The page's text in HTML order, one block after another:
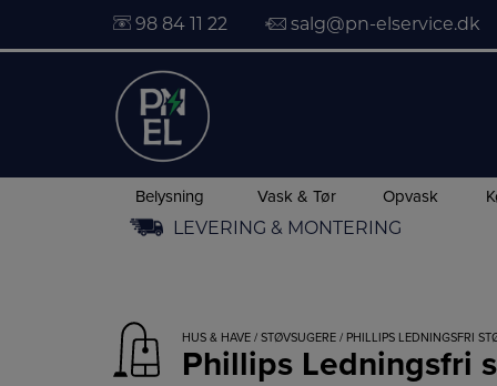
98 84 11 22 salg@pn-elservice.dk
Belysning Vask & Tør Opvask
LEVERING & MONTERING
HUS & HAVE / STØVSUGERE / PHILLIPS LEDNINGSFRI
Phillips Ledningsfri